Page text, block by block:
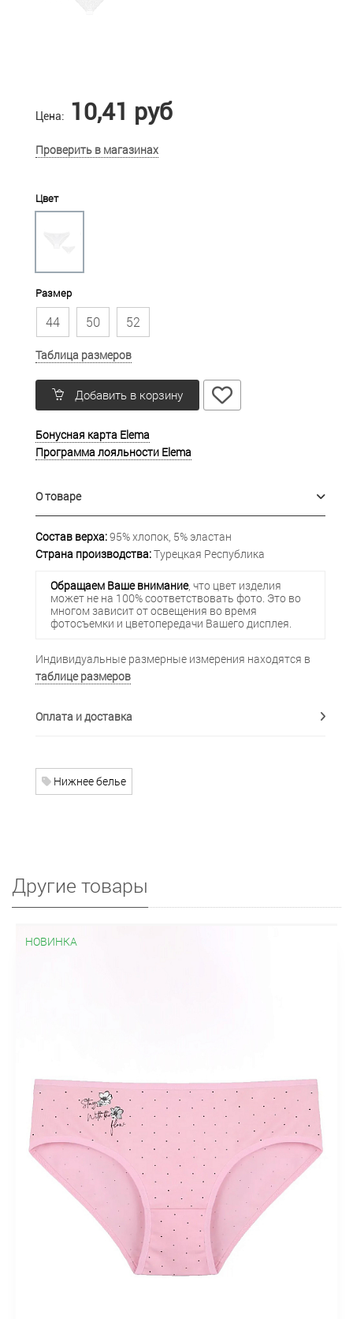
Цена: 10,41 руб
Проверить в магазинах
Цвет
Размер
44 50 52
Таблица размеров
Добавить в корзину
Бонусная карта Elema
Программа лояльности Elema
О товаре
Состав верха:95% хлопок, 5% эластан
Страна производства:Турецкая Республика
Обращаем Ваше внимание, что цвет изделия
может не на 100% соответствовать фото. Это во
многом зависит от освещения во время
фотосъемки и цветопередачи Вашего дисплея.
Индивидуальные размерные измерения находятся в
таблице размеров
Оплата и доставка
Нижнее белье
Другие товары
НОВИНКА